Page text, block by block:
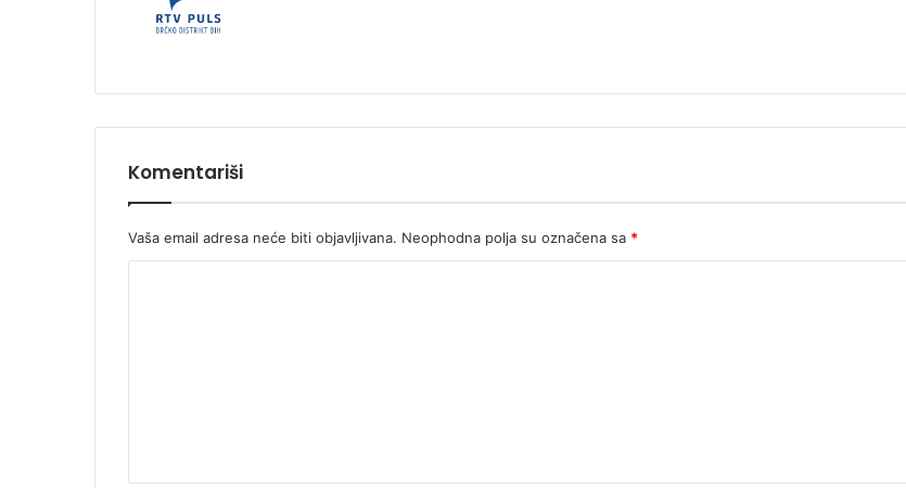
Komentariši
Vaša email adresa neće biti objavljivana. Neophodna polja su označena sa *